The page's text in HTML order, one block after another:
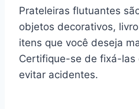
Prateleiras flutuantes
objetos decorativos,
itens que você deseja
Certifique-se de fixá-las
evitar acidentes.